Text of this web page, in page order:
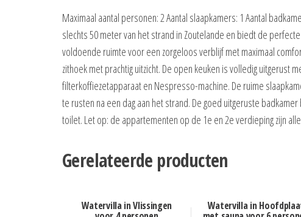
Maximaal aantal personen: 2 Aantal slaapkamers: 1 Aantal
slechts 50 meter van het strand in Zoutelande en biedt de
voldoende ruimte voor een zorgeloos verblijf met maximaal
zithoek met prachtig uitzicht. De open keuken is volledig
filterkoffiezetapparaat en Nespresso-machine. De ruime
te rusten na een dag aan het strand. De goed uitgeruste
toilet. Let op: de appartementen op de 1e en 2e verdieping zijn
Gerelateerde producten
Watervilla in Vlissingen Watervilla in